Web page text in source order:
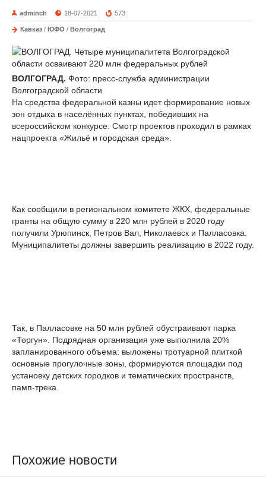
adminch 18-07-2021 573
Кавказ / ЮФО / Волгоград
ВОЛГОГРАД. Фото: пресс-служба администрации
Волгоградской области
На средства федеральной казны идет формирование новых
зон отдыха в населённых пунктах, победивших на
всероссийском конкурсе. Смотр проектов проходил в рамках
нацпроекта «Жильё и городская среда».
Как сообщили в региональном комитете ЖКХ, федеральные
гранты на общую сумму в 220 млн рублей в 2020 году
получили Урюпинск, Петров Вал, Николаевск и Палласовка.
Муниципалитеты должны завершить реализацию в 2022 году.
Так, в Палласовке на 50 млн рублей обустраивают парка
«Торгун». Подрядная организация уже выполнила 20%
запланированного объема: выложены тротуарной плиткой
основные прогулочные зоны, формируются площадки под
установку детских городков и тематических пространств,
памп-трека.
Похожие новости